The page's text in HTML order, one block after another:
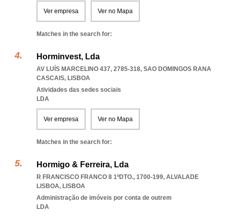
Ver empresa Ver no Mapa
Matches in the search for:
Horminvest, Lda
AV LUÍS MARCELINO 437, 2785-318, SAO DOMINGOS RANA
CASCAIS, LISBOA
Atividades das sedes sociais
LDA
Ver empresa Ver no Mapa
Matches in the search for:
Hormigo & Ferreira, Lda
R FRANCISCO FRANCO 8 1ºDTO., 1700-199, ALVALADE
LISBOA, LISBOA
Administração de imóveis por conta de outrem
LDA